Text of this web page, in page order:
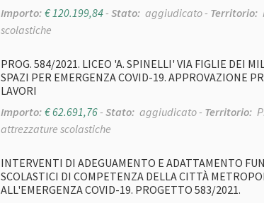
Importo: € 120.199,84- Stato: aggiudicato - Territorio:
scolastiche
PROG. 584/2021. LICEO 'A. SPINELLI' VIA FIGLIE DEI
SPAZI PER EMERGENZA COVID-19. APPROVAZIONE
LAVORI
Importo: € 62.691,76- Stato: aggiudicato - Territorio:
attrezzature scolastiche
INTERVENTI DI ADEGUAMENTO E ADATTAMENTO
SCOLASTICI DI COMPETENZA DELLA CITTÀ
ALL'EMERGENZA COVID-19. PROGETTO 583/2021.